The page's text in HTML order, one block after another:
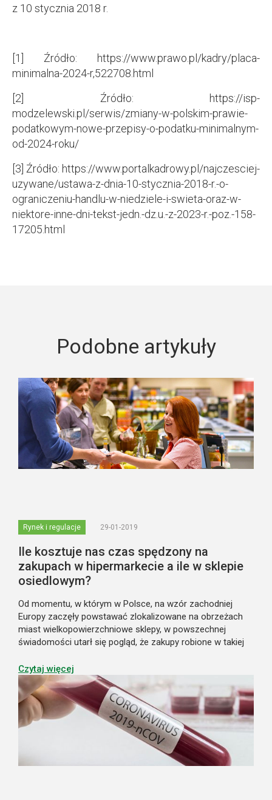
z 10 stycznia 2018 r.
[1] Źródło: https://www.prawo.pl/kadry/placa-
minimalna-2024-r,522708.html
[2] Źródło: https://isp-
modzelewski.pl/serwis/zmiany-w-polskim-prawie-
podatkowym-nowe-przepisy-o-podatku-minimalnym-
od-2024-roku/
[3] Źródło: https://www.portalkadrowy.pl/najczesciej-
uzywane/ustawa-z-dnia-10-stycznia-2018-r.-o-
ograniczeniu-handlu-w-niedziele-i-swieta-oraz-w-
niektore-inne-dni-tekst-jedn.-dz.u.-z-2023-r.-poz.-158-
17205.html
Podobne artykuły
Rynek i regulacje 29-01-2019
Ile kosztuje nas czas spędzony na
zakupach w hipermarkecie a ile w sklepie
osiedlowym?
Od momentu, w którym w Polsce, na wzór zachodniej
Europy zaczęły powstawać zlokalizowane na obrzeżach
miast wielkopowierzchniowe sklepy, w powszechnej
świadomości utarł się pogląd, że zakupy robione w takiej
w tych sklepach „upolować” promocję n...
Czytaj więcej